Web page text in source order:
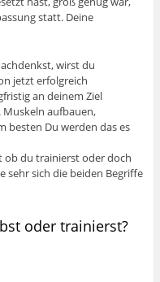
statt. Deine
wirst du
jetzt erfolgreich
an deinem Ziel
aufbauen,
besten Du werden das es
ob du trainierst oder doch
sehr sich die beiden Begriffe
oder trainierst?